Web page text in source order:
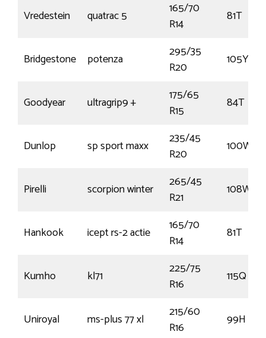
Vredestein quatrac 5
165/70
R14
81T
Bridgestone potenza
295/35
R20
105Y
Goodyear ultragrip9 +
175/65
R15
84T
Dunlop sp sport maxx
235/45
R20
100W
Pirelli scorpion winter
265/45
R21
108W
Hankook icept rs-2 actie
165/70
R14
81T
Kumho kl71
225/75
R16
115Q
Uniroyal ms-plus 77 xl
215/60
R16
99H